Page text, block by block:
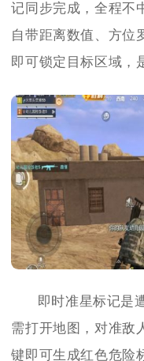
记同步完成，全程不
自带距离数值、方位
即可锁定目标区域，
即时准星标记是
需打开地图，对准敌
键即可生成红色危险